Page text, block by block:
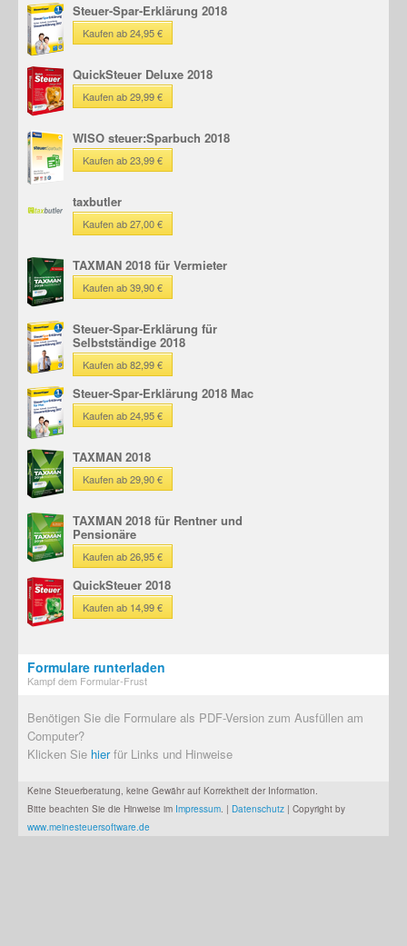
Steuer-Spar-Erklärung 2018
Kaufen ab 24,95 €
QuickSteuer Deluxe 2018
Kaufen ab 29,99 €
WISO steuer:Sparbuch 2018
Kaufen ab 23,99 €
taxbutler
Kaufen ab 27,00 €
TAXMAN 2018 für Vermieter
Kaufen ab 39,90 €
Steuer-Spar-Erklärung für
Selbstständige 2018
Kaufen ab 82,99 €
Steuer-Spar-Erklärung 2018 Mac
Kaufen ab 24,95 €
TAXMAN 2018
Kaufen ab 29,90 €
TAXMAN 2018 für Rentner und
Pensionäre
Kaufen ab 26,95 €
QuickSteuer 2018
Kaufen ab 14,99 €
Formulare runterladen
Kampf dem Formular-Frust
Benötigen Sie die Formulare als PDF-Version zum Ausfüllen am
Computer?
Klicken Sie hierfür Links und Hinweise
Keine Steuerberatung, keine Gewähr auf Korrektheit der Information.
Bitte beachten Sie die Hinweise im Impressum. | Datenschutz | Copyright by
www.meinesteuersoftware.de